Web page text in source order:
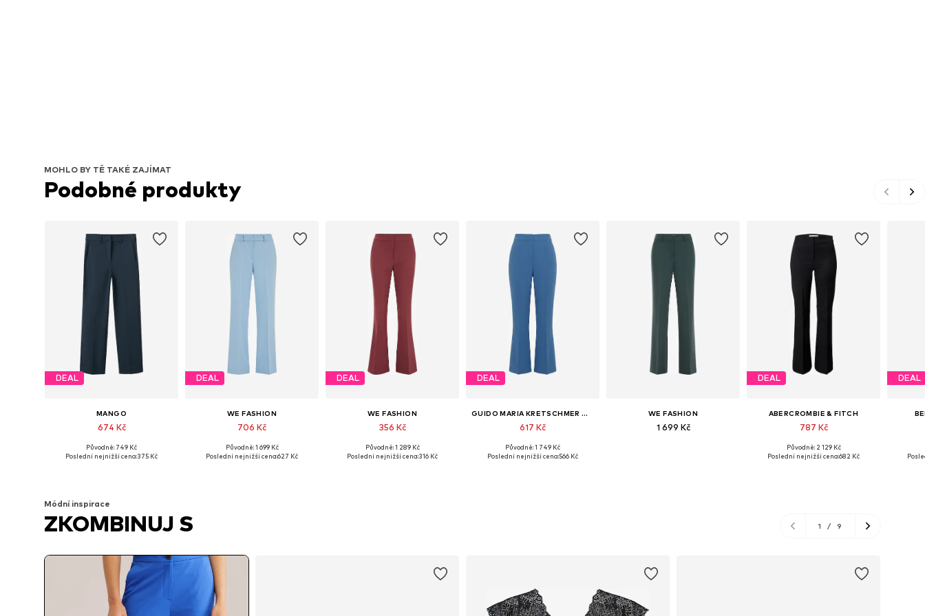
MOHLO BY TĚ TAKÉ ZAJÍMAT
Podobné produkty
DEAL
MANGO
674 Kč
Dostupné velikosti: 36, 38, 42, 46
Původně: 749 Kč
Poslední nejnižší cena:375 Kč
DEAL
WE FASHION
706 Kč
Dostupné velikosti: 38, 40, 42
Původně: 1 699 Kč
Poslední nejnižší cena:627 Kč
DEAL
WE FASHION
356 Kč
Dostupné velikosti: 36, 38, 40, 42
Původně: 1 289 Kč
Poslední nejnižší cena:316 Kč
DEAL
GUIDO MARIA KRETSCHMER WOMEN
617 Kč
Původně: 1 749 Kč
Poslední nejnižší cena:566 Kč
WE FASHION
1 699 Kč
DEAL
ABERCROMBIE & FITCH
787 Kč
Dostupné velikosti: 36, 38, 40
Původně: 2 129 Kč
Poslední nejnižší cena:682 Kč
DEAL
Módní inspirace
ZKOMBINUJ S 1 / 9